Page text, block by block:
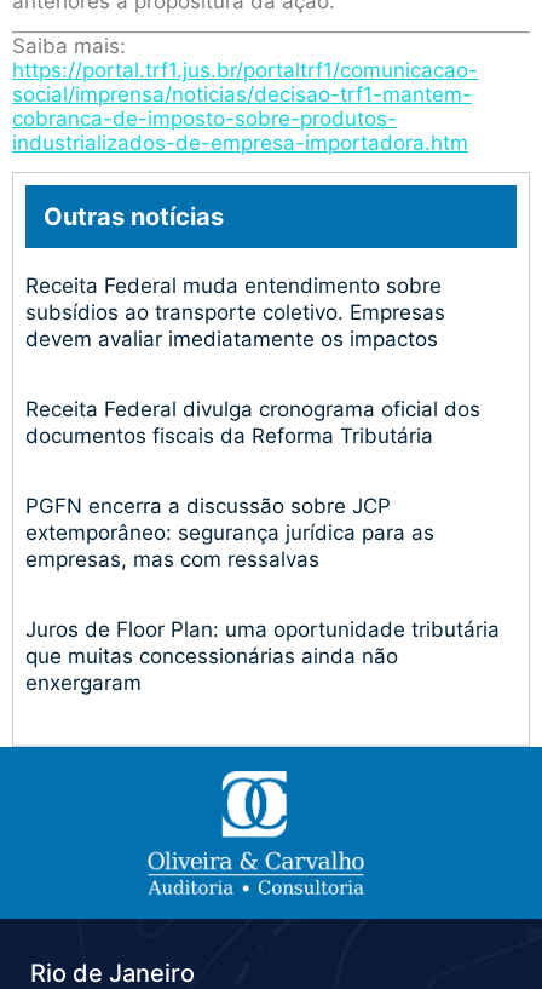
Saiba mais:
https://portal.trf1.jus.br/portaltrf1/comunicacao-
social/imprensa/noticias/decisao-trf1-mantem-
cobranca-de-imposto-sobre-produtos-
industrializados-de-empresa-importadora.htm
Outras notícias
Receita Federal muda entendimento sobre
subsídios ao transporte coletivo. Empresas
devem avaliar imediatamente os impactos
Receita Federal divulga cronograma oficial dos
documentos fiscais da Reforma Tributária
PGFN encerra a discussão sobre JCP
extemporâneo: segurança jurídica para as
empresas, mas com ressalvas
Juros de Floor Plan: uma oportunidade tributária
que muitas concessionárias ainda não
enxergaram
Rio de Janeiro